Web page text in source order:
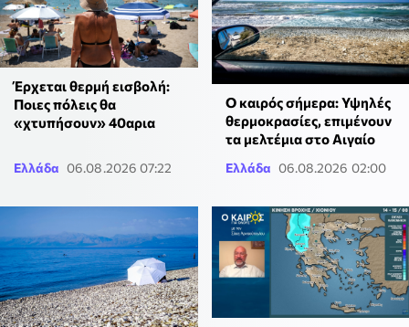
Έρχεται θερμή εισβολή:
Ποιες πόλεις θα
«χτυπήσουν» 40αρια
Ελλάδα 06.08.2026 07:22
Ο καιρός σήμερα: Υψηλές
θερμοκρασίες, επιμένουν
τα μελτέμια στο Αιγαίο
Ελλάδα 06.08.2026 02:00